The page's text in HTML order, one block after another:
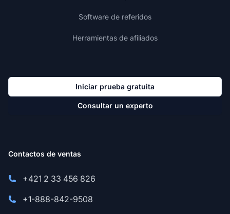
Software de referidos
Herramientas de afiliados
Iniciar prueba gratuita
Consultar un experto
Contactos de ventas
+421 2 33 456 826
+1-888-842-9508